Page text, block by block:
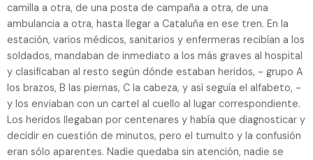
camilla a otra, de una posta de campaña a otra, de una
ambulancia a otra, hasta llegar a Cataluña en ese tren. En la
estación, varios médicos, sanitarios y enfermeras recibían a los
soldados, mandaban de inmediato a los más graves al hospital
y clasificaban al resto según dónde estaban heridos, - grupo A
los brazos, B las piernas, C la cabeza, y así seguía el alfabeto, -
y los enviaban con un cartel al cuello al lugar correspondiente.
Los heridos llegaban por centenares y había que diagnosticar y
decidir en cuestión de minutos, pero el tumulto y la confusión
eran sólo aparentes. Nadie quedaba sin atención, nadie se